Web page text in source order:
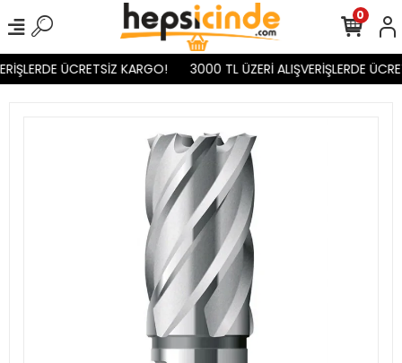
ÜCRETSİZ KARGO! 3000 TL ÜZERİ ALIŞVERİŞLERDE
0